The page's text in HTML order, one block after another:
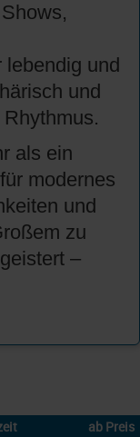
lebendig und
und
als ein
modernes
und
zu
–
ab Preis